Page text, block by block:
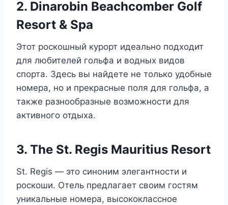
2. Dinarobin Beachcomber Golf
Resort & Spa
Этот роскошный курорт идеально подходит
для любителей гольфа и водных видов
спорта. Здесь вы найдете не только удобные
номера, но и прекрасные поля для гольфа, а
также разнообразные возможности для
активного отдыха.
3. The St. Regis Mauritius Resort
St. Regis — это синоним элегантности и
роскоши. Отель предлагает своим гостям
уникальные номера, высококлассное